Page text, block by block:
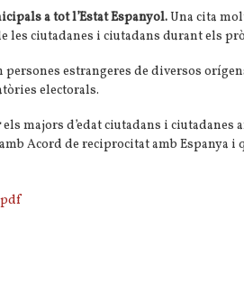
a tot l’Estat Espanyol. Una cita
les ciutadanes i ciutadans durant els
persones estrangeres de diversos
electorals.
els majors d’edat ciutadans i ciutadanes
Acord de reciprocitat amb Espanya i